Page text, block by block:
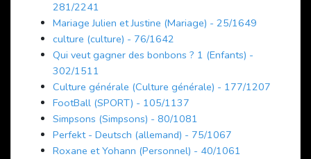
281/2241
Mariage Julien et Justine (Mariage) - 25/1649
culture (culture) - 76/1642
Qui veut gagner des bonbons ? 1 (Enfants) -
302/1511
Culture générale (Culture générale) - 177/1207
FootBall (SPORT) - 105/1137
Simpsons (Simpsons) - 80/1081
Perfekt - Deutsch (allemand) - 75/1067
Roxane et Yohann (Personnel) - 40/1061